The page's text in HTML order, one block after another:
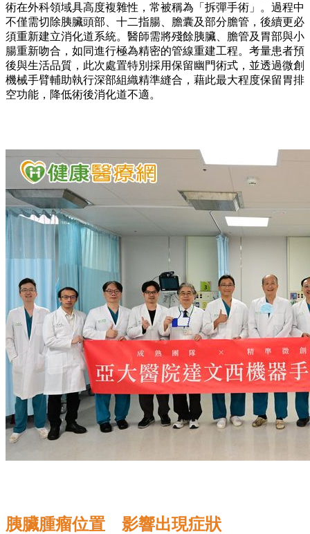
術在外科領域具高度複雜性，常被稱為「拆彈手術」。過程中
不僅需切除胰臟頭部、十二指腸、膽囊及部分膽管，後續更必
須重新建立消化道系統。醫師需將殘餘胰臟、膽管及胃部與小
腸重新吻合，如同進行極為精密的管線重建工程。考量患者預
後與生活品質，此次處置特別採用保留幽門術式，並透過微創
機械手臂輔助執行深部組織精準縫合，藉此最大程度保留胃排
空功能，降低術後消化道不適。
胰臟腫瘤位置 影響出現症狀